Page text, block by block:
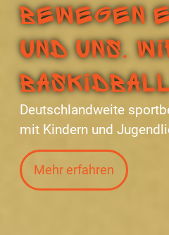
BEWEGEN
und uns.
Deutschlandweite
mit Kindern und
Mehr erfahren